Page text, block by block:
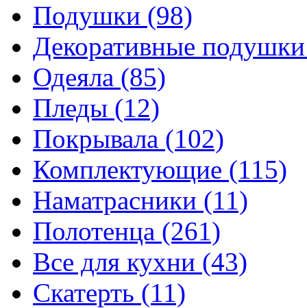
Подушки (98)
Декоративные
Одеяла (85)
Пледы (12)
Покрывала (102)
Комплектующие (115)
Наматрасники (11)
Полотенца (261)
Все для кухни (43)
Скатерть (11)